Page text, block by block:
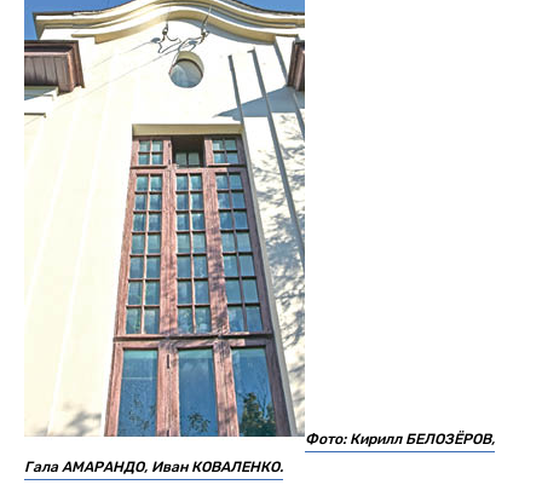
Фото: Кирилл БЕЛОЗЁРОВ,
Гала АМАРАНДО, Иван КОВАЛЕНКО.